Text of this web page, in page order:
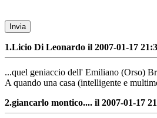
Invia
1.Licio Di Leonardo il 2007-01-17
...quel geniaccio dell' Emiliano (Orso)
A quando una casa (intelligente e
2.giancarlo montico.... il 2007-01-17